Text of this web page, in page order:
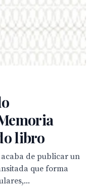
libro
de publicar un
que forma